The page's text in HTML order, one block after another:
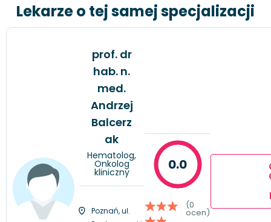
Lekarze o tej samej specjalizacji
prof. dr
hab. n.
med.
Andrzej
Balcerz
ak
Hematolog,
Onkolog
kliniczny
Poznań, ul.
0.0
(0
ocen)